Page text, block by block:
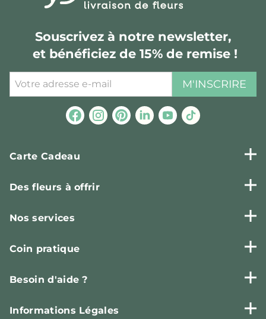
Souscrivez à notre newsletter,
et bénéficiez de 15% de remise !
M'INSCRIRE
Carte Cadeau
Des fleurs à offrir
Nos services
Coin pratique
Besoin d'aide ?
Informations Légales